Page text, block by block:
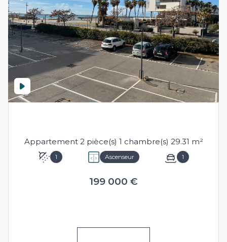
Appartement 2 pièce(s) 1 chambre(s) 29.31 m²
1 Ascenseur 1
199 000 €